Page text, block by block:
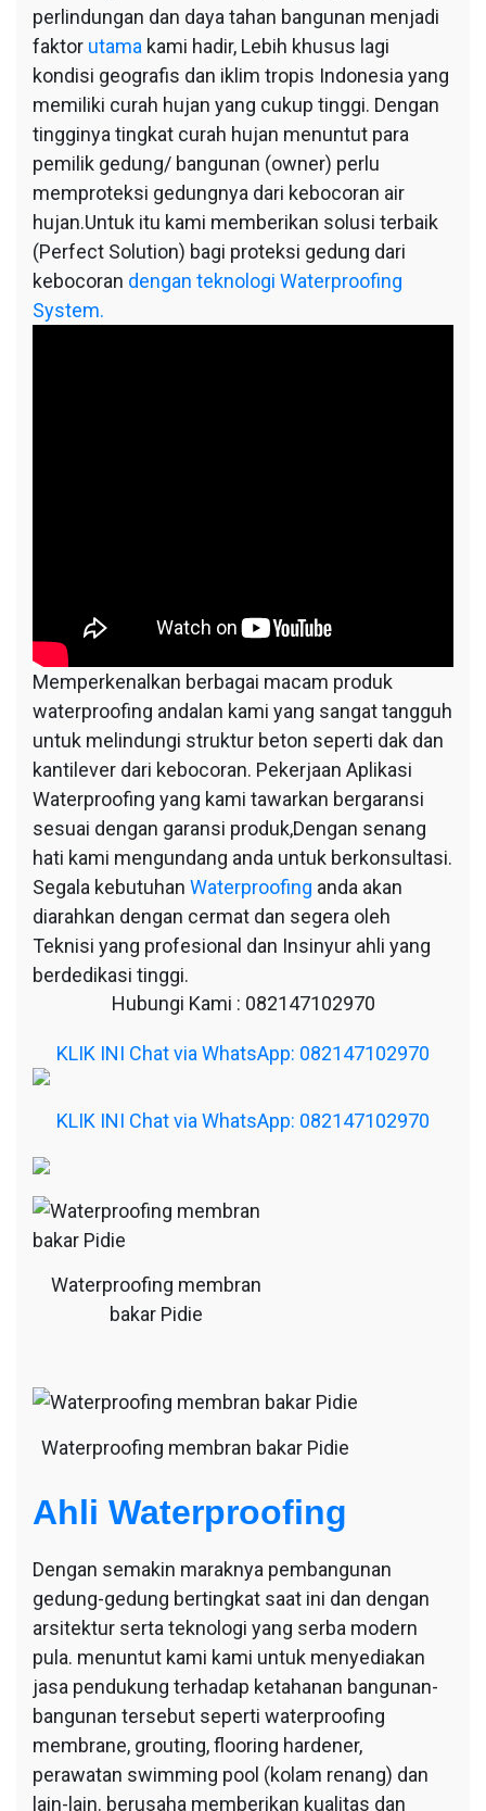
perlindungan dan daya tahan bangunan menjadi
faktor utama kami hadir, Lebih khusus lagi
kondisi geografis dan iklim tropis Indonesia yang
memiliki curah hujan yang cukup tinggi. Dengan
tingginya tingkat curah hujan menuntut para
pemilik gedung/ bangunan (owner) perlu
memproteksi gedungnya dari kebocoran air
hujan.Untuk itu kami memberikan solusi terbaik
(Perfect Solution) bagi proteksi gedung dari
kebocoran dengan teknologi Waterproofing
System.
Memperkenalkan berbagai macam produk
waterproofing andalan kami yang sangat tangguh
untuk melindungi struktur beton seperti dak dan
kantilever dari kebocoran. Pekerjaan Aplikasi
Waterproofing yang kami tawarkan bergaransi
sesuai dengan garansi produk,Dengan senang
hati kami mengundang anda untuk berkonsultasi.
Segala kebutuhan Waterproofing anda akan
diarahkan dengan cermat dan segera oleh
Teknisi yang profesional dan Insinyur ahli yang
berdedikasi tinggi.
Hubungi Kami : 082147102970
KLIK INI Chat via WhatsApp: 082147102970
KLIK INI Chat via WhatsApp: 082147102970
Waterproofing membran
bakar Pidie
Waterproofing membran bakar Pidie
Ahli Waterproofing
Dengan semakin maraknya pembangunan
gedung-gedung bertingkat saat ini dan dengan
arsitektur serta teknologi yang serba modern
pula. menuntut kami kami untuk menyediakan
jasa pendukung terhadap ketahanan bangunan-
bangunan tersebut seperti waterproofing
membrane, grouting, flooring hardener,
perawatan swimming pool (kolam renang) dan
lain-lain. berusaha memberikan kualitas dan